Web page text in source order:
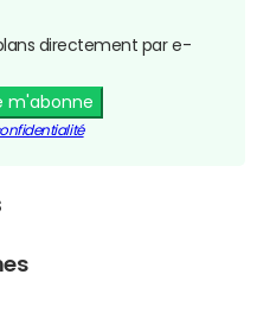
directement par e-
m'abonne